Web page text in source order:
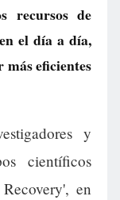
recursos de
el día a día,
eficientes
y
científicos
en